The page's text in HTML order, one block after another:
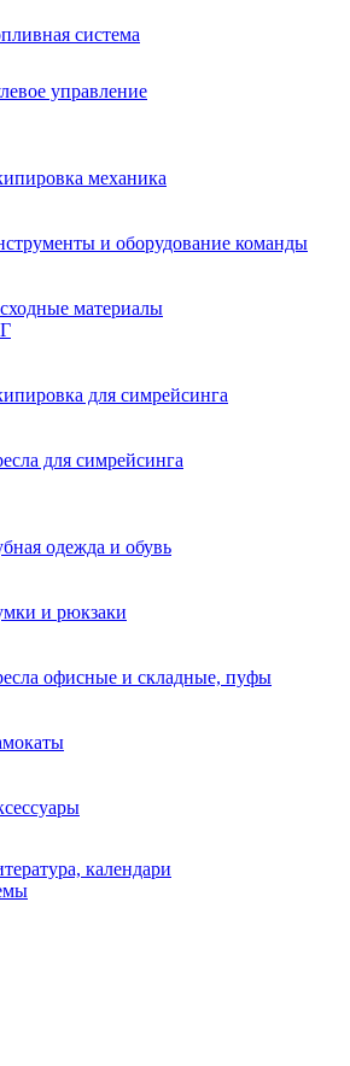
система
управление
механика
и оборудование команды
материалы
для симрейсинга
для симрейсинга
одежда и обувь
и рюкзаки
офисные и складные, пуфы
календари